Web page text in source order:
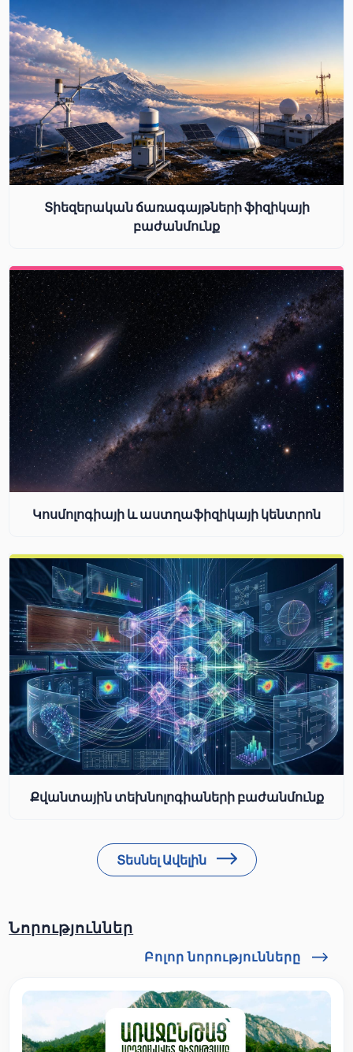
Տիեզերական ճառագայթների ֆիզիկայի
բաժանմունք
Կոսմոլոգիայի և աստղաֆիզիկայի կենտրոն
Քվանտային տեխնոլոգիաների բաժանմունք
Տեսնել Ավելին
Նորություններ
Բոլոր նորությունները